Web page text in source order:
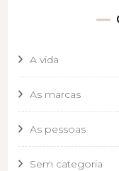
A vida
As marcas
As pessoas
Sem categoria